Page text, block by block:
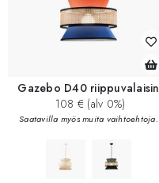
Gazebo D40 riippuvalaisin
108 € (alv 0%)
Saatavilla myös muita vaihtoehtoja.